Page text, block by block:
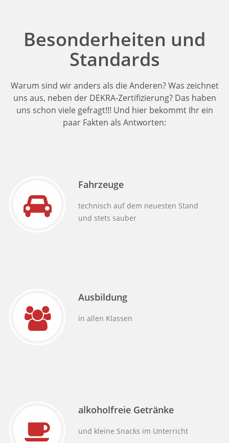
Besonderheiten und
Standards
Warum sind wir anders als die Anderen? Was zeichnet
uns aus, neben der DEKRA-Zertifizierung? Das haben
uns schon viele gefragt!!! Und hier bekommt Ihr ein
paar Fakten als Antworten:
Fahrzeuge
technisch auf dem neuesten Stand
und stets sauber
Ausbildung
in allen Klassen
alkoholfreie Getränke
und kleine Snacks im Unterricht